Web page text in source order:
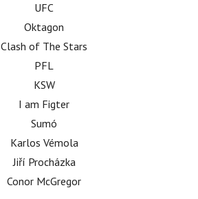
UFC
Oktagon
Clash of The Stars
PFL
KSW
I am Figter
Sumó
Karlos Vémola
Jiří Procházka
Conor McGregor